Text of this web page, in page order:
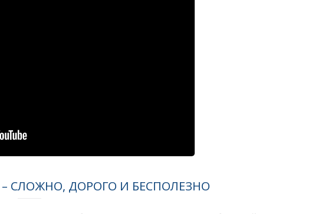
СЛОЖНО, ДОРОГО И БЕСПОЛЕЗНО